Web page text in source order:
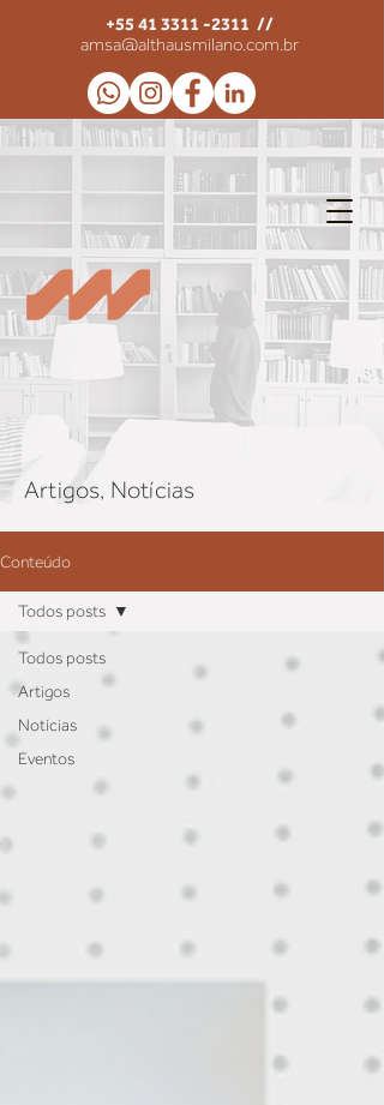
+55 41 3311 -2311 //
amsa@althausmilano.com.br
Artigos, Notícias
Conteúdo
Todos posts
Artigos
Notícias
Eventos
Todos posts